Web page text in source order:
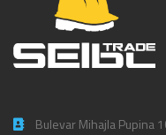
Bulevar Mihajla Pupina